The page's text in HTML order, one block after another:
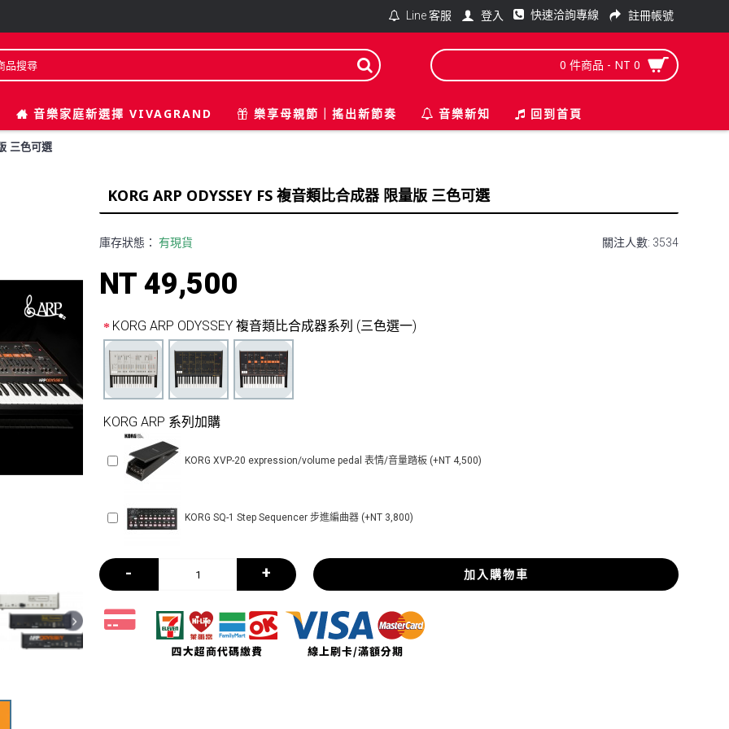
Line 客服 登入 快速洽詢專線 註冊帳號
0 件商品 - NT 0
音樂家庭新選擇 VIVAGRAND 樂享母親節｜搖出新節奏 音樂新知 回到首頁
三色可選
KORG ARP ODYSSEY FS 複音類比合成器 限量版 三色可選
關注人數: 3534
庫存狀態： 有現貨
NT 49,500
KORG ARP ODYSSEY 複音類比合成器系列 (三色選一)
KORG ARP 系列加購
KORG XVP-20 expression/volume pedal 表情/音量踏板 (+NT 4,500)
KORG SQ-1 Step Sequencer 步進編曲器 (+NT 3,800)
- + 加入購物車